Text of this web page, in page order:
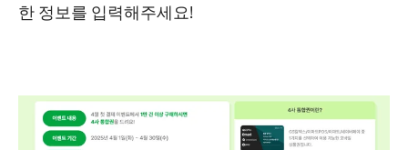
한 정보를 입력해주세요!